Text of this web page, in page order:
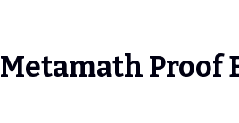
Metamath Proof